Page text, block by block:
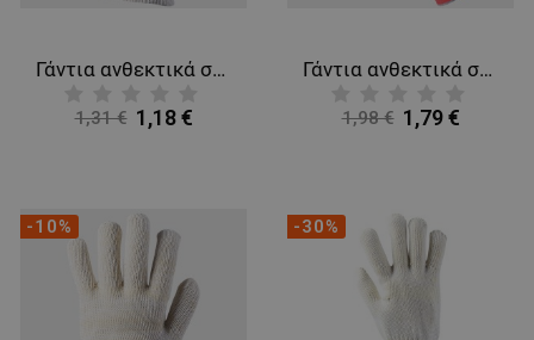
Γάντια ανθεκτικά στη θερμότητα DUNLIN
1,31 € 1,18 €
Γάντια ανθεκτικά στη θερμότητα HORNBILL
1,98 € 1,79 €
-10% -30%